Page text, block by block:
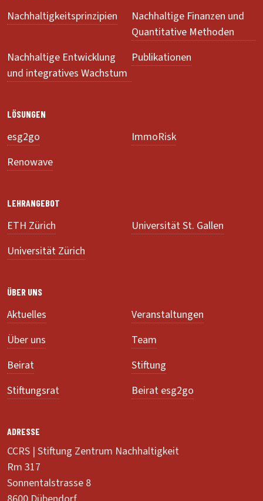
Nachhaltigkeitsprinzipien
Nachhaltige Finanzen und
Quantitative Methoden
Nachhaltige Entwicklung
und integratives Wachstum
Publikationen
LÖSUNGEN
esg2go
ImmoRisk
Renowave
LEHRANGEBOT
ETH Zürich
Universität St. Gallen
Universität Zürich
ÜBER UNS
Aktuelles
Veranstaltungen
Über uns
Team
Beirat
Stiftung
Stiftungsrat
Beirat esg2go
ADRESSE
CCRS | Stiftung Zentrum Nachhaltigkeit
Rm 317
Sonnentalstrasse 8